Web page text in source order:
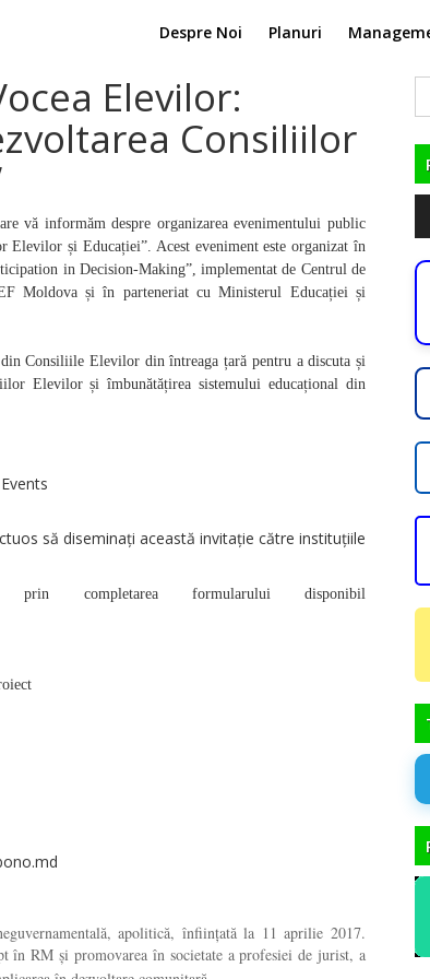
Despre Noi Planuri
Elevilor:
Consiliilor
vă informăm despre organizarea evenimentului public
Elevilor și Educației”. Acest eveniment este organizat în
in Decision-Making”, implementat de Centrul de
Moldova și în parteneriat cu Ministerul Educației și
Consiliile Elevilor din întreaga țară pentru a discuta și
Elevilor și îmbunătățirea sistemului educațional din
să diseminați această invitație către instituțiile
prin completarea formularului disponibil
apolitică, înființată la 11 aprilie 2017.
în RM și promovarea în societate a profesiei de jurist, a